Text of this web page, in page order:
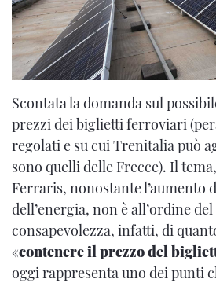
Scontata la domanda sul
prezzi dei biglietti ferroviari
regolati e su cui Trenitalia può
sono quelli delle Frecce). Il
Ferraris, nonostante l’aumento
dell’energia, non è all’ordine
consapevolezza, infatti, di
«contenere il prezzo del
oggi rappresenta uno dei punti